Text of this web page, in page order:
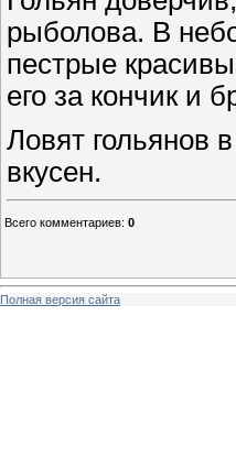
рыболова. В
пестрые
его за кончик и
Ловят гольянов
вкусен.
Всего комментариев: 0
Полная версия сайта